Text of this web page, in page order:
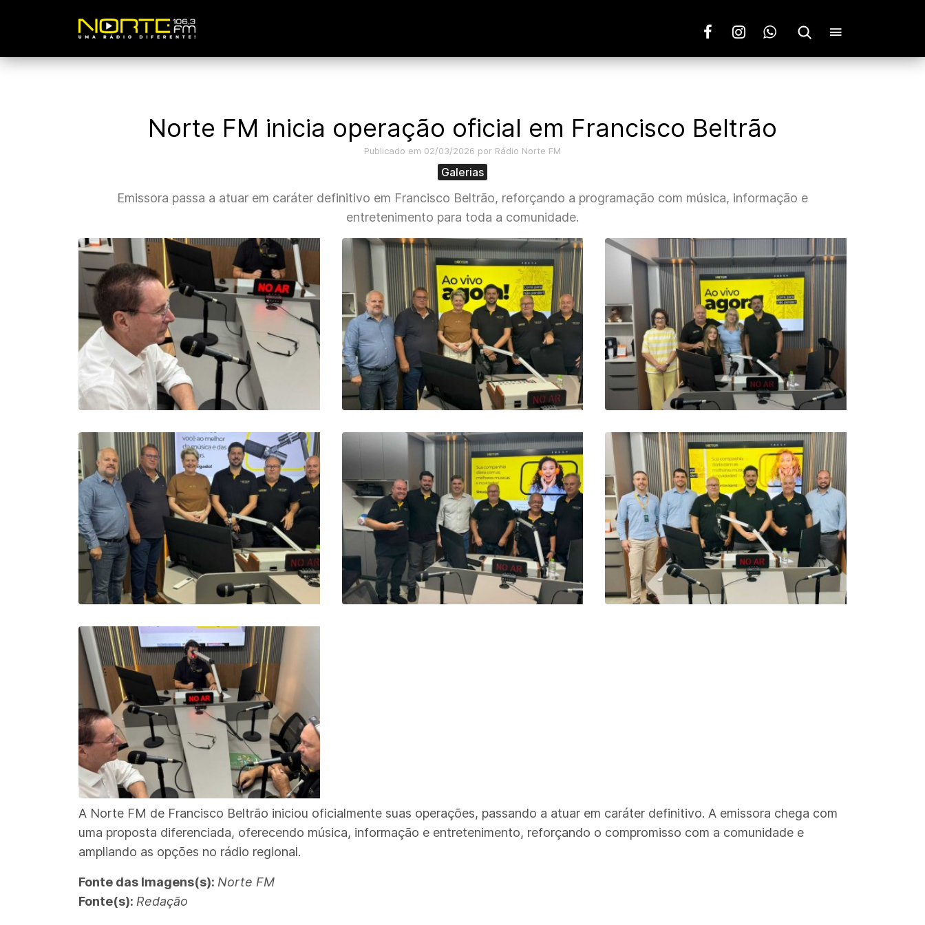
Norte FM inicia operação oficial em Francisco Beltrão
Publicado em 02/03/2026 por Rádio Norte FM
Galerias
Emissora passa a atuar em caráter definitivo em Francisco Beltrão, reforçando a programação com música, informação e
entretenimento para toda a comunidade.
A Norte FM de Francisco Beltrão iniciou oficialmente suas operações, passando a atuar em caráter definitivo. A emissora chega com
uma proposta diferenciada, oferecendo música, informação e entretenimento, reforçando o compromisso com a comunidade e
ampliando as opções no rádio regional.
Fonte das Imagens(s): Norte FM
Fonte(s): Redação